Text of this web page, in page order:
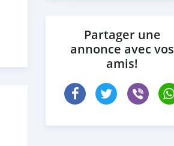
Partager une
annonce avec vos
amis!